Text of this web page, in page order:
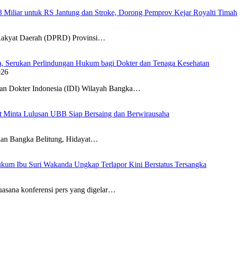
untuk RS Jantung dan Stroke, Dorong Pemprov Kejar Royalti Timah
Daerah (DPRD) Provinsi…
Perlindungan Hukum bagi Dokter dan Tenaga Kesehatan
Dokter Indonesia (IDI) Wilayah Bangka…
Lulusan UBB Siap Bersaing dan Berwirausaha
Bangka Belitung, Hidayat…
Ibu Suri Wakanda Ungkap Terlapor Kini Berstatus Tersangka
konferensi pers yang digelar…